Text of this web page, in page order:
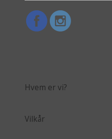
Hvem er vi?
Vilkår